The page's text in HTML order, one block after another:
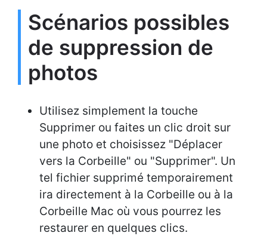
Scénarios possibles
de suppression de
photos
Utilisez simplement la touche
Supprimer ou faites un clic droit sur
une photo et choisissez "Déplacer
vers la Corbeille" ou "Supprimer". Un
tel fichier supprimé temporairement
ira directement à la Corbeille ou à la
Corbeille Mac où vous pourrez les
restaurer en quelques clics.